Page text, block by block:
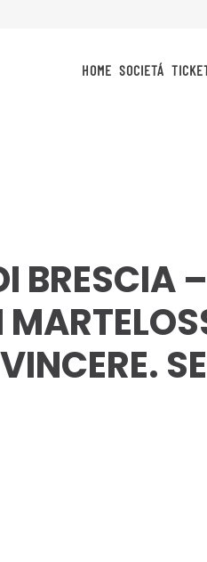
HOME SOCIETÁ
BRESCIA